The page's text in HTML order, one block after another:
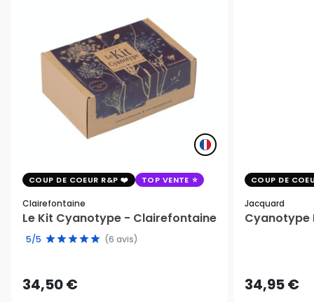
COUP DE COEUR R&P TOP VENTE
Clairefontaine
Le Kit Cyanotype - Clairefontaine
5/5 (6 avis)
34,50 €
COUP DE
Jacquard
Cyanotype
34,95 €